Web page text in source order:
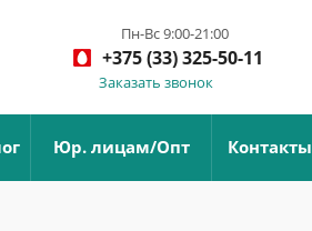
Пн-Вс 9:00-21:00
+375 (33) 325-50-11
Заказать звонок
Юр. лицам/Опт Контакты